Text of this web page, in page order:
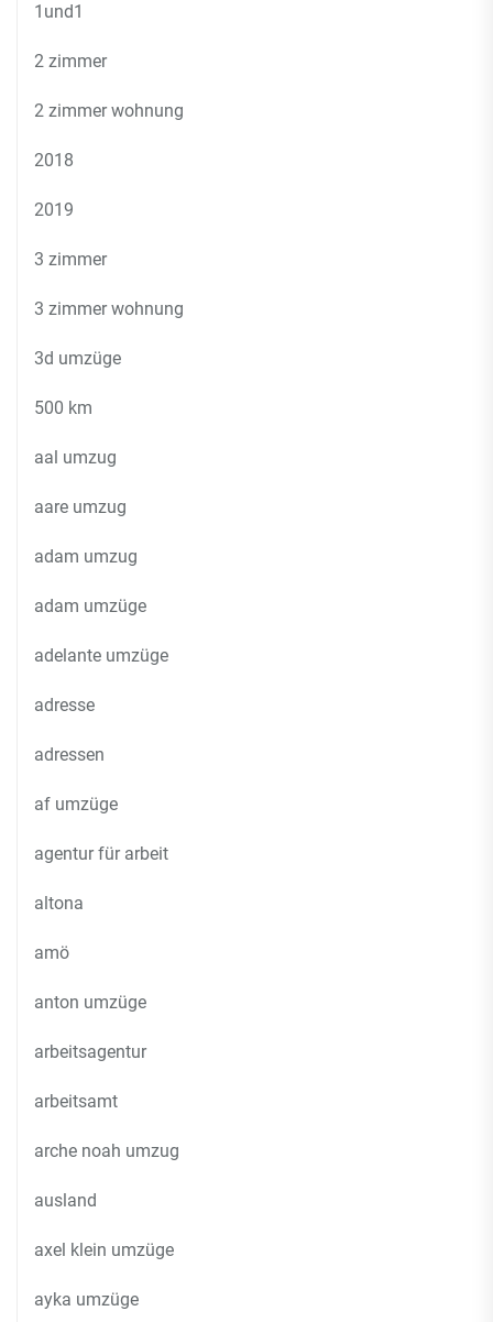
1und1
2 zimmer
2 zimmer wohnung
2018
2019
3 zimmer
3 zimmer wohnung
3d umzüge
500 km
aal umzug
aare umzug
adam umzug
adam umzüge
adelante umzüge
adresse
adressen
af umzüge
agentur für arbeit
altona
amö
anton umzüge
arbeitsagentur
arbeitsamt
arche noah umzug
ausland
axel klein umzüge
ayka umzüge